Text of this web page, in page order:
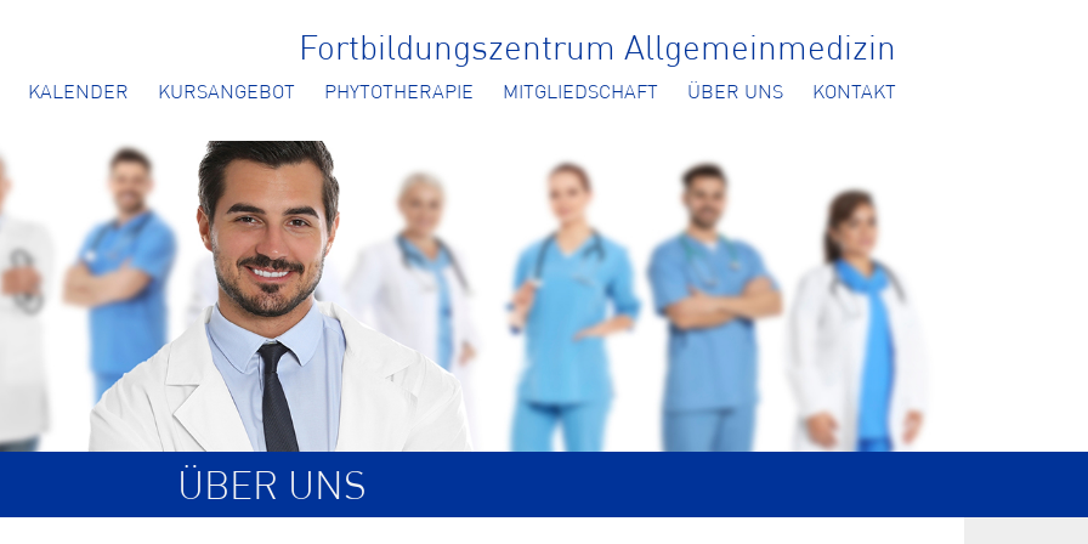
Fortbildungszentrum Allgemeinmedizin
KALENDER KURSANGEBOT PHYTOTHERAPIE MITGLIEDSCHAFT ÜBER UNS KONTAKT
ÜBER UNS